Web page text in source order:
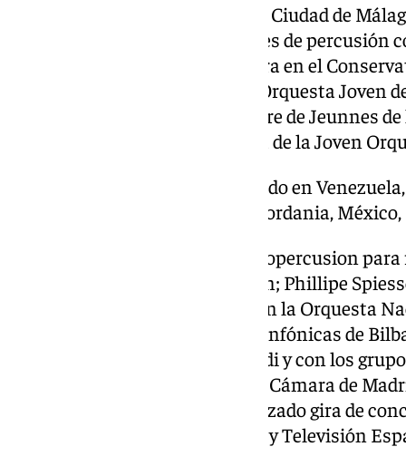
El nuevo gerente de la Orquesta Ciudad de
completó los estudios superiores de percusión
y Premio de Honor Fin de Carrera en el
1994 y 2001 fue miembro de la Orquesta Joven
Nacional de España, la Orchestre de Jeunnes
Joven Iberoamericana y reserva de la Joven
Además de en España, ha actuado en
Holanda, Francia, Siria, Rusia, Jordania,
En 1999 ingresó en el centro Neopercusion
de los profesores Juanjo Guillem; Phillipe
Juanjo Rubio. Ha colaborado con la Orquesta
Radiotelevisión Española, las sinfónicas de
Galicia, Sevilla, Granada, Euskadi y con los
Académica del CDMC, Ópera de Cámara de
formaciones musicales ha realizado gira de
para Radio Nacional de España y Televisión